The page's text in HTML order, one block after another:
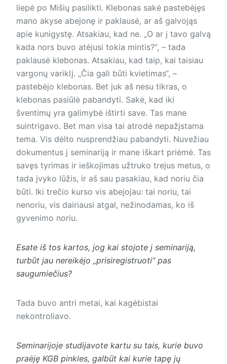
liepė po Mišių pasilikti. Klebonas sakė pastebėjęs
mano akyse abejonę ir paklausė, ar aš galvojąs
apie kunigystę. Atsakiau, kad ne. „O ar į tavo galvą
kada nors buvo atėjusi tokia mintis?“, – tada
paklausė klebonas. Atsakiau, kad taip, kai taisiau
vargonų variklį. „Čia gali būti kvietimas“, –
pastebėjo klebonas. Bet juk aš nesu tikras, o
klebonas pasiūlė pabandyti. Sakė, kad iki
šventimų yra galimybė ištirti save. Tas mane
suintrigavo. Bet man visa tai atrodė nepažįstama
tema. Vis dėlto nusprendžiau pabandyti. Nuvežiau
dokumentus į seminariją ir mane iškart priėmė. Tas
savęs tyrimas ir ieškojimas užtruko trejus metus, o
tada įvyko lūžis, ir aš sau pasakiau, kad noriu čia
būti. Iki trečio kurso vis abejojau: tai noriu, tai
nenoriu, vis dairiausi atgal, nežinodamas, ko iš
gyvenimo noriu.
Esate iš tos kartos, jog kai stojote į seminariją,
turbūt jau nereikėjo „prisiregistruoti“ pas
saugumiečius?
Tada buvo antri metai, kai kagėbistai
nekontroliavo.
Seminarijoje studijavote kartu su tais, kurie buvo
praėję KGB pinkles, galbūt kai kurie tapę jų